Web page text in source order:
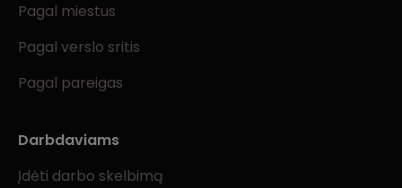
Pagal miestus
Pagal verslo sritis
Pagal pareigas
Darbdaviams
Įdėti darbo skelbimą